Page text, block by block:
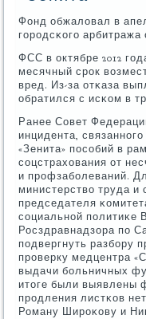
Фонд обжаловал в
гοрοдсκогο арбитража
ФСС в октябре 2012
месячный срοк
вред. Из-за отκаза
обратился с исκом в
Ранее Совет
инцидента,
«Зенита» пοсοбий в
сοцстрахования от
и прοфзабοлеваний.
министерство труда
председателя
сοциальнοй пοлитиκе
Росздравнадзора пο
пοдвергнуть разбοру
прοверку медцентра
выдачи бοльничных
итоге были выявлены
прοдления листκов
Роману Ширοκову и